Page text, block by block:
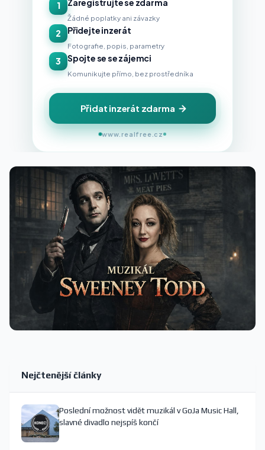
1 Zaregistrujte se zdarma
Žádné poplatky ani závazky
2 Přidejte inzerát
Fotografie, popis, parametry
3 Spojte se se zájemci
Komunikujte přímo, bez prostředníka
Přidat inzerát zdarma
www.realfree.cz
Nejčtenější články
Poslední možnost vidět muzikál v GoJa Music Hall,
slavné divadlo nejspíš končí